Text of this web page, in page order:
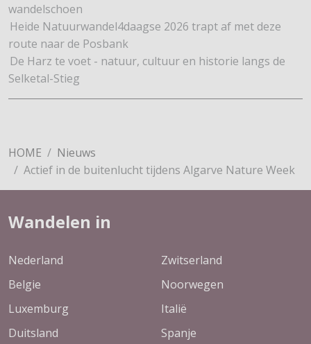
wandelschoen
Heide Natuurwandel4daagse 2026 trapt af met deze
route naar de Posbank
De Harz te voet - natuur, cultuur en historie langs de
Selketal-Stieg
HOME
Nieuws
Actief in de buitenlucht tijdens Algarve Nature Week
Wandelen in
Nederland
Belgie
Luxemburg
Duitsland
Zwitserland
Noorwegen
Italië
Spanje